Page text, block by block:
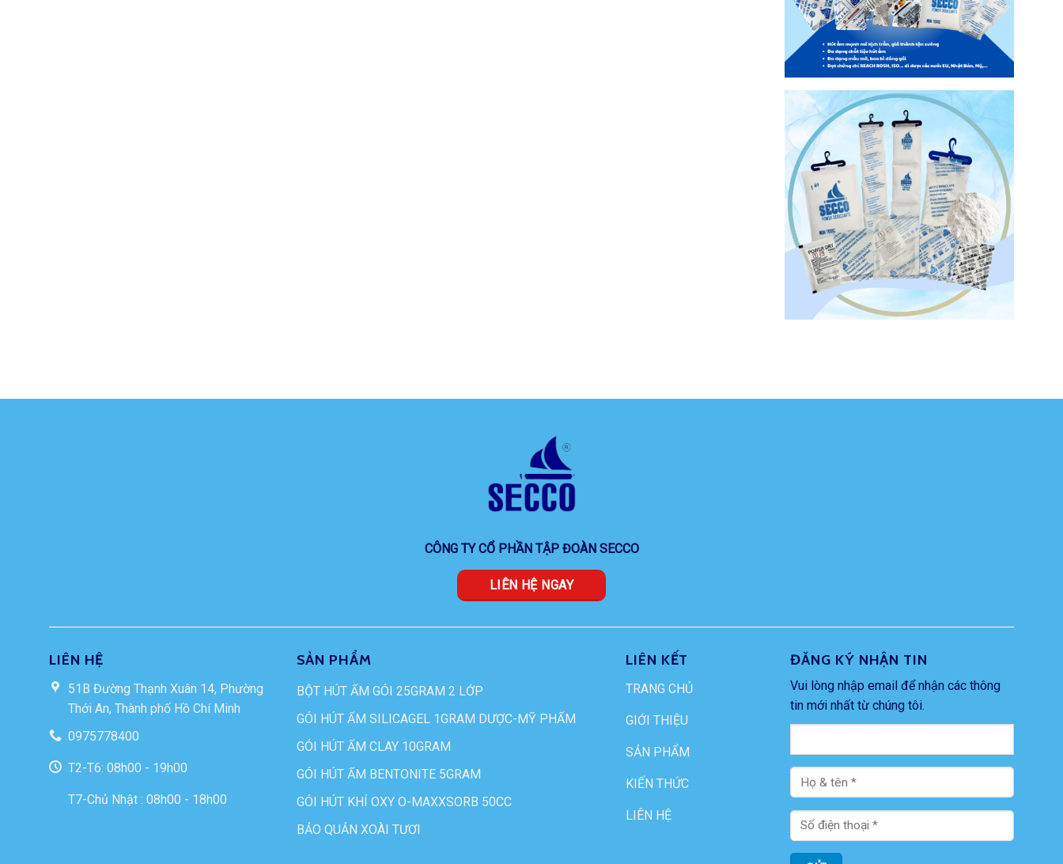
CÔNG TY CỔ PHẦN TẬP ĐOÀN SECCO
LIÊN HỆ NGAY
LIÊN HỆ
51B Đường Thạnh Xuân 14, Phường
Thới An, Thành phố Hồ Chí Minh
0975778400
T2-T6: 08h00 - 19h00
T7-Chủ Nhật : 08h00 - 18h00
SẢN PHẨM
BỘT HÚT ẨM GÓI 25GRAM 2 LỚP
GÓI HÚT ẨM SILICAGEL 1GRAM DƯỢC-MỸ PHẨM
GÓI HÚT ẨM CLAY 10GRAM
GÓI HÚT ẨM BENTONITE 5GRAM
GÓI HÚT KHÍ OXY O-MAXXSORB 50CC
BẢO QUẢN XOÀI TƯƠI
LIÊN KẾT
TRANG CHỦ
GIỚI THIỆU
SẢN PHẨM
KIẾN THỨC
LIÊN HỆ
ĐĂNG KÝ NHẬN TIN
Vui lòng nhập email để nhận các thông
tin mới nhất từ chúng tôi.